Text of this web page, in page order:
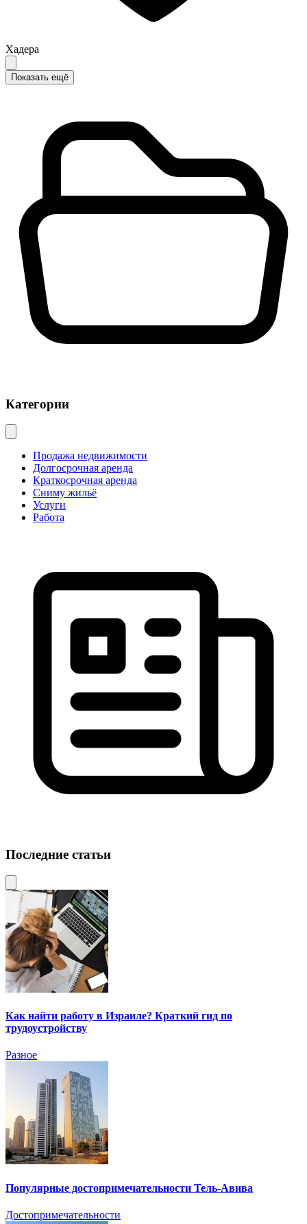
Хадера
Показать ещё
Категории
Продажа недвижимости
Долгосрочная аренда
Краткосрочная аренда
Сниму жильё
Услуги
Работа
Последние статьи
Как найти работу в Израиле? Краткий гид по
трудоустройству
Разное
Популярные достопримечательности Тель-Авива
Достопримечательности